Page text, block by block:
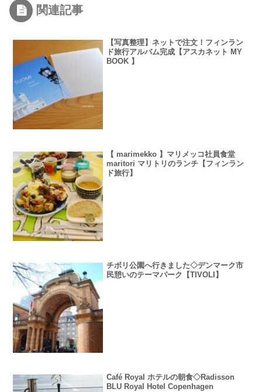
関連記事
【写真整理】ネットで注文！フィンラン
ド旅行アルバム完成【アスカネット MY
BOOK 】
【 marimekko 】マリメッコ社員食堂
maritori マリトリのランチ【フィンラン
ド旅行】
チボリ公園へ行きました◇デンマーク市
民憩いのテーマパーク【TIVOLI】
Café Royal ホテルの朝食◇Radisson
BLU Royal Hotel Copenhagen